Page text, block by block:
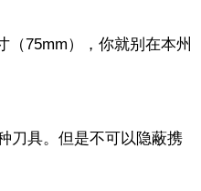
（75mm），你就别在本州
刀具。但是不可以隐蔽携